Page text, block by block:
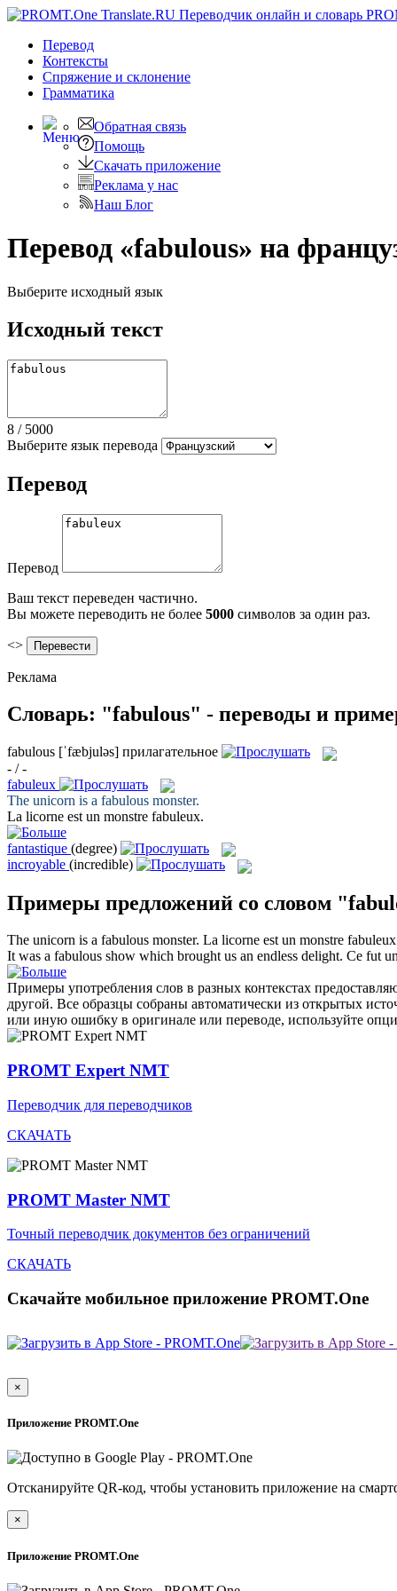
Перевод
Контексты
Спряжение и склонение
Грамматика
Обратная связь
Помощь
Скачать приложение
Реклама у нас
Наш Блог
Перевод «fabulous» на
Выберите исходный язык
Исходный текст
8 / 5000
Выберите язык перевода
Перевод
Перевод
Ваш текст переведен частично.
Вы можете переводить не более 5000 символов за один раз.
<>
Реклама
Словарь: "fabulous" - переводы и
fabulous [ˈfæbjuləs] прилагательное
- / -
fabuleux
The unicorn is a fabulous monster.
La licorne est un monstre fabuleux.
fantastique (degree)
incroyable (incredible)
Примеры предложений со словом
The unicorn is a fabulous monster. La licorne est un monstre fabuleux
It was a fabulous show which brought us an endless delight. Ce fut
Примеры употребления слов в разных контекстах
другой. Все образцы собраны автоматически из открытых
или иную ошибку в оригинале или переводе, используйте
PROMT Expert NMT
Переводчик для переводчиков
СКАЧАТЬ
PROMT Master NMT
Точный переводчик документов без ограничений
СКАЧАТЬ
Скачайте мобильное приложение PROMT.One
×
Приложение PROMT.One
Отсканируйте QR-код, чтобы установить приложение на
×
Приложение PROMT.One